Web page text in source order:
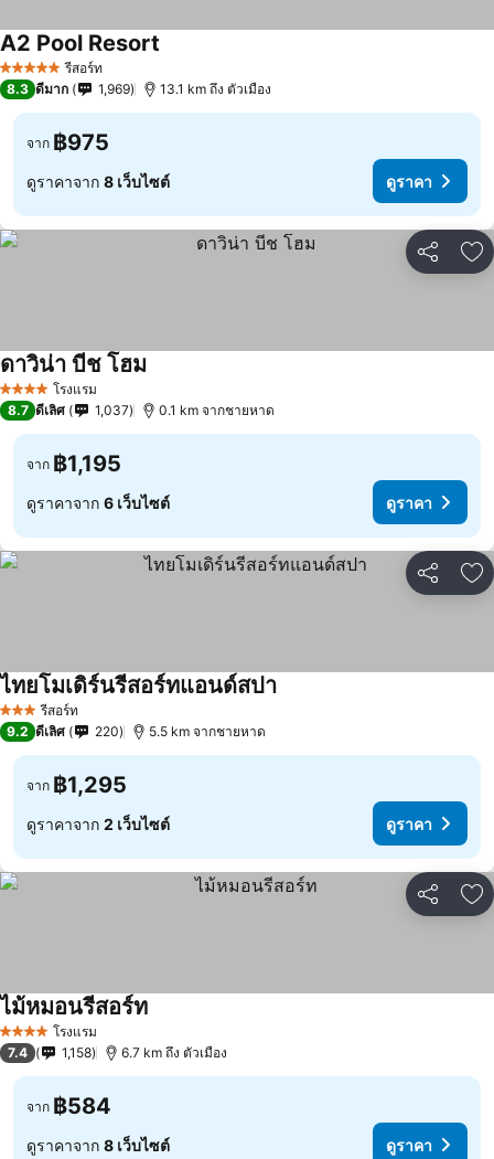
5 ดาว รีสอร์ท
A2 Pool Resort
8.3 ดีมาก 1,969 13.1 km ถึง ตัวเมือง
จาก ฿975
ดูราคาจาก 8 เว็บไซต์ ดูราคา
แชร์ เ
4 ดาว โรงแรม
ดาวิน่า บีช โฮม
8.7 ดีเลิศ 1,037 0.1 km จากชายหาด
จาก ฿1,195
ดูราคาจาก 6 เว็บไซต์ ดูราคา
แชร์ เ
3 ดาว รีสอร์ท
ไทยโมเดิร์นรีสอร์ทแอนด์สปา
9.2 ดีเลิศ 220 5.5 km จากชายหาด
จาก ฿1,295
ดูราคาจาก 2 เว็บไซต์ ดูราคา
แชร์ เ
4 ดาว โรงแรม
ไม้หมอนรีสอร์ท
7.4 1,158 6.7 km ถึง ตัวเมือง
จาก ฿584
ดูราคาจาก 8 เว็บไซต์ ดูราคา